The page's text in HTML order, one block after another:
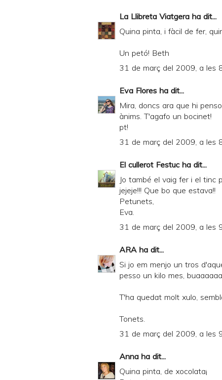
La Llibreta Viatgera ha dit...
Quina pinta, i fàcil de fer,
Un petó! Beth
31 de març del 2009, a les
Eva Flores ha dit...
Mira, doncs ara que hi
ànims. T'agafo un bocinet!
pt!
31 de març del 2009, a les
El cullerot Festuc ha dit...
Jo també el vaig fer i el tinc
jejeje!!! Que bo que estava!!
Petunets,
Eva.
31 de març del 2009, a les
ARA ha dit...
Si jo em menjo un tros
pesso un kilo mes,
T'ha quedat molt xulo,
Tonets.
31 de març del 2009, a les
Anna ha dit...
Quina pinta, de xocolata¡